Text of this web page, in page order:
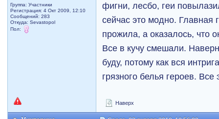
Группа: Участники
Регистрация: 4 Окт 2009, 12:10
Сообщений: 283
Откуда: Sevastopol
Пол:
фигни, лесбо, геи
сейчас это модно. Главная
прожила, а оказалось, что
Все в кучу смешали.
буду, потому как вся
грязного белья героев.
Наверх